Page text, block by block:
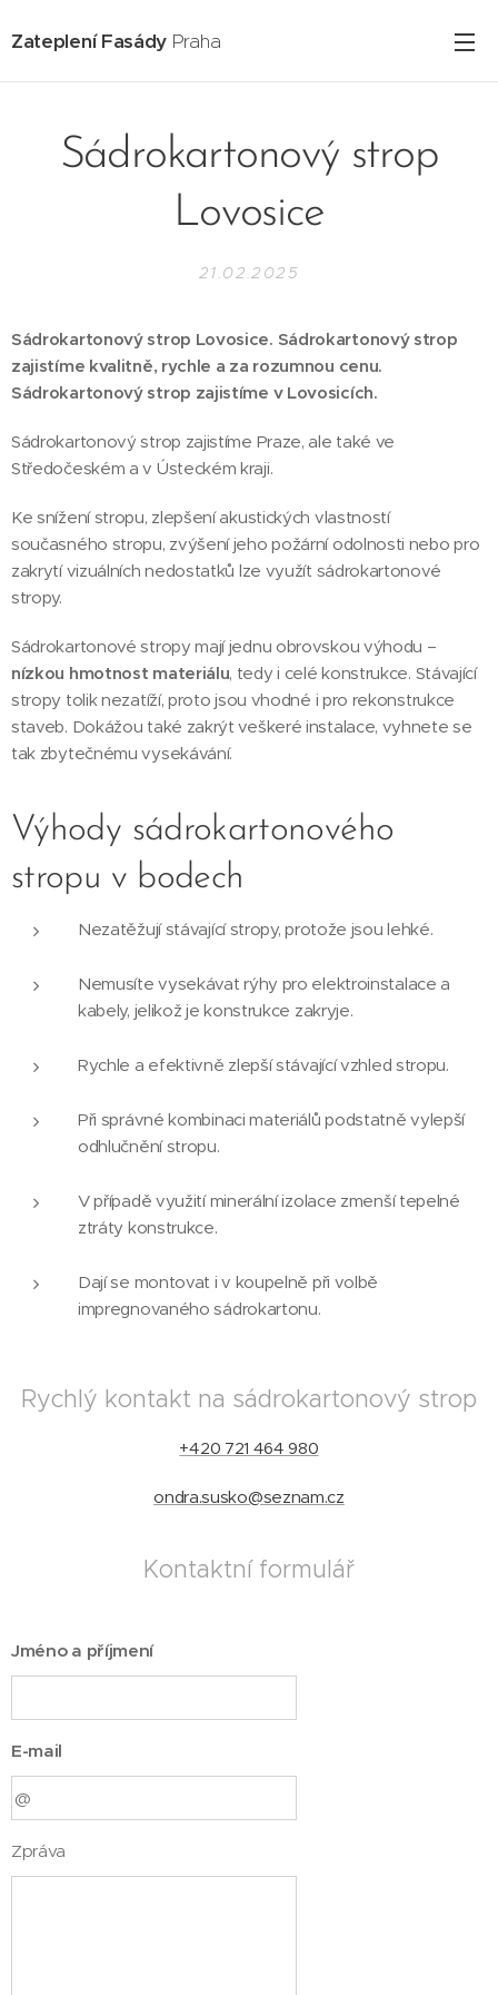
Zateplení Fasády Praha
Sádrokartonový strop
Lovosice
21.02.2025
Sádrokartonový strop Lovosice. Sádrokartonový strop
zajistíme kvalitně, rychle a za rozumnou cenu.
Sádrokartonový strop zajistíme v Lovosicích.
Sádrokartonový strop zajistíme Praze, ale také ve
Středočeském a v Ústeckém kraji.
Ke snížení stropu, zlepšení akustických vlastností
současného stropu, zvýšení jeho požární odolnosti nebo pro
zakrytí vizuálních nedostatků lze využít sádrokartonové
stropy.
Sádrokartonové stropy mají jednu obrovskou výhodu –
nízkou hmotnost materiálu, tedy i celé konstrukce. Stávající
stropy tolik nezatíží, proto jsou vhodné i pro rekonstrukce
staveb. Dokážou také zakrýt veškeré instalace, vyhnete se
tak zbytečnému vysekávání.
Výhody sádrokartonového
stropu v bodech
Nezatěžují stávající stropy, protože jsou lehké.
Nemusíte vysekávat rýhy pro elektroinstalace a
kabely, jelikož je konstrukce zakryje.
Rychle a efektivně zlepší stávající vzhled stropu.
Při správné kombinaci materiálů podstatně vylepší
odhlučnění stropu.
V případě využití minerální izolace zmenší tepelné
ztráty konstrukce.
Dají se montovat i v koupelně při volbě
impregnovaného sádrokartonu.
Rychlý kontakt na sádrokartonový strop
+420 721 464 980
ondra.susko@seznam.cz
Kontaktní formulář
Jméno a příjmení
E-mail
Zpráva